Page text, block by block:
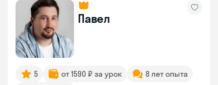
Павел
5 от 1590 ₽ за урок
8 лет опыта